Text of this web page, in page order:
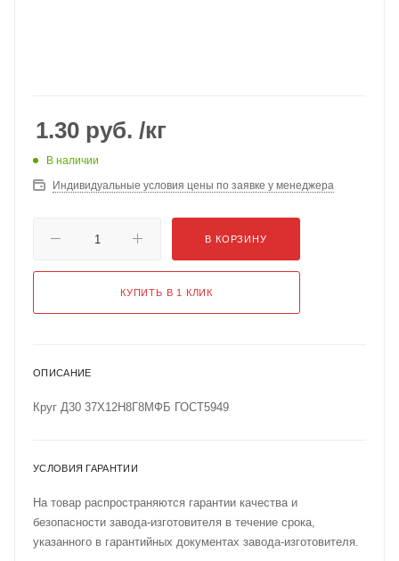
1.30 руб. /кг
В наличии
Индивидуальные условия цены по заявке у менеджера
В КОРЗИНУ
КУПИТЬ В 1 КЛИК
ОПИСАНИЕ
Круг Д30 37Х12Н8Г8МФБ ГОСТ5949
УСЛОВИЯ ГАРАНТИИ
На товар распространяются гарантии качества и
безопасности завода-изготовителя в течение срока,
указанного в гарантийных документах завода-изготовителя.